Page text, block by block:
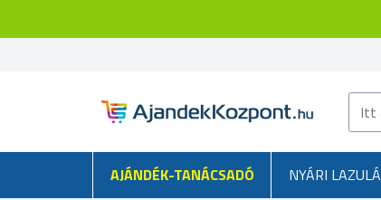
AJÁNDÉK-TANÁCSADÓ NYÁRI